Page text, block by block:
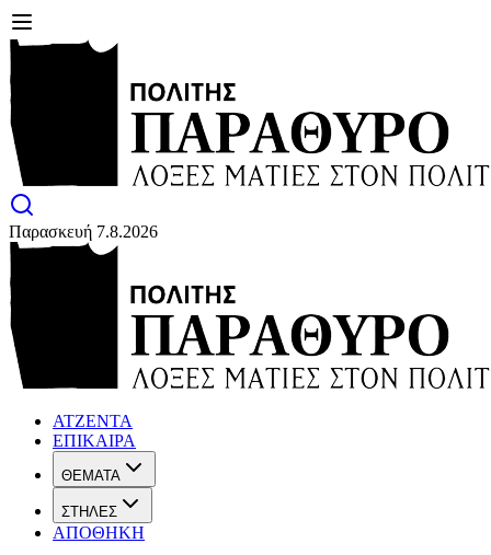
Παρασκευή 7.8.2026
ΑΤΖΕΝΤΑ
ΕΠΙΚΑΙΡΑ
ΘΕΜΑΤΑ
ΣΤΗΛΕΣ
ΑΠΟΘΗΚΗ